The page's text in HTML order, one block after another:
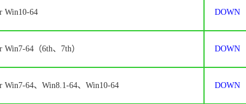
Win10-64 DOWN
Win7-64（6th、7th） DOWN
Win7-64、Win8.1-64、Win10-64 DOWN